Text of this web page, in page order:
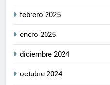
febrero 2025
enero 2025
diciembre 2024
octubre 2024